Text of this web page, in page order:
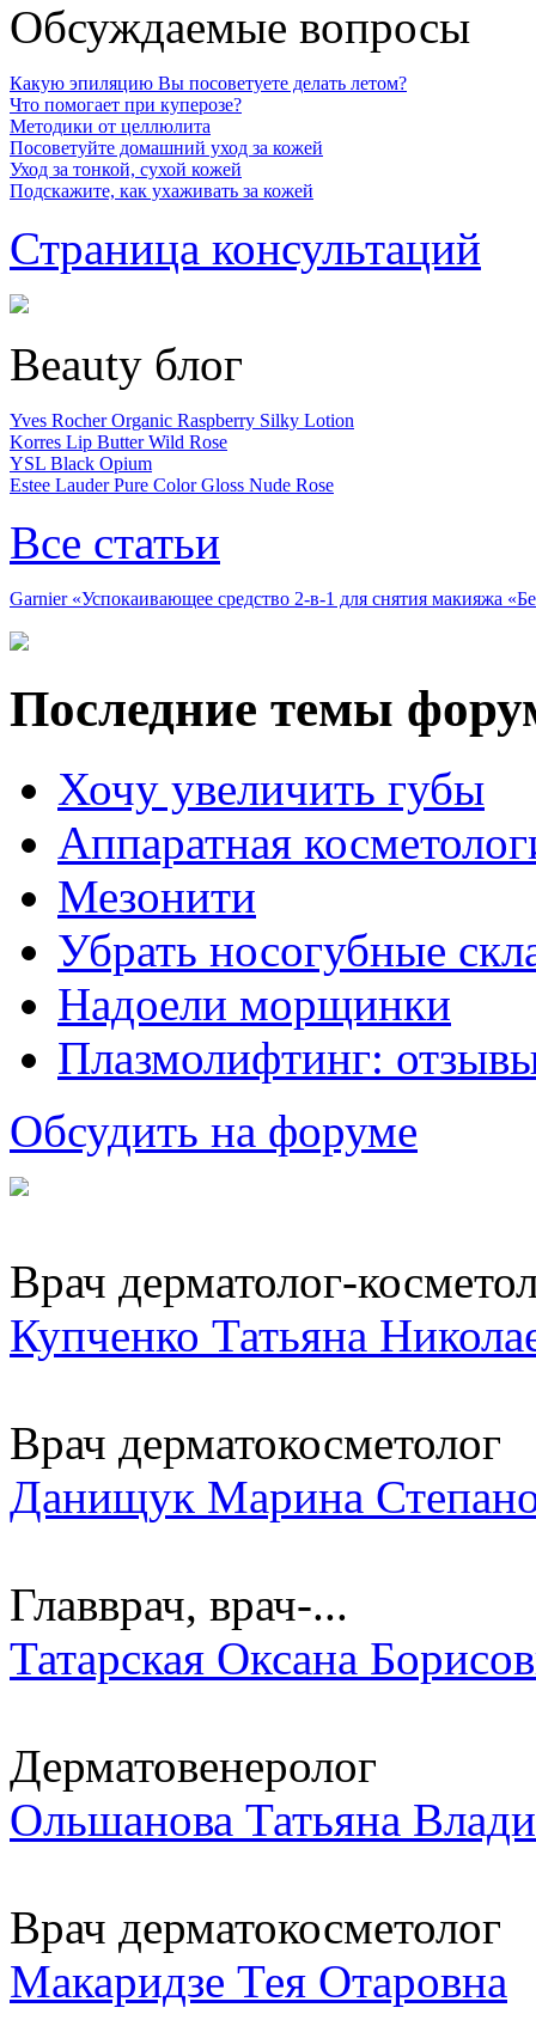
Обсуждаемые вопросы
Какую эпиляцию Вы посоветуете делать летом?
Что помогает при куперозе?
Методики от целлюлита
Посоветуйте домашний уход за кожей
Уход за тонкой, сухой кожей
Подскажите, как ухаживать за кожей
Страница консультаций
Beauty блог
Yves Rocher Organic Raspberry Silky Lotion
Korres Lip Butter Wild Rose
YSL Black Opium
Estee Lauder Pure Color Gloss Nude Rose
Все статьи
Garnier «Успокаивающее средство 2-в-1 для снятия макияжа
Последние темы
Хочу увеличить губы
Аппаратная
Мезонити
Убрать носогубные
Надоели морщинки
Плазмолифтинг:
Обсудить на форуме
Врач дерматолог-
Купченко Татьяна
Врач дерматокосметолог
Данищук Марина
Главврач, врач-...
Татарская Оксана
Дерматовенеролог
Ольшанова Татьяна
Врач дерматокосметолог
Макаридзе Тея Отаровна